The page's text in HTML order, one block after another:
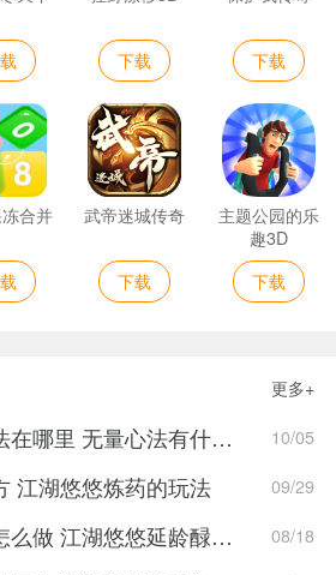
下载 下载
合并 武帝迷城传奇
下载
主题公园的乐
趣3D
下载
更多+
江湖悠悠无量心法在哪里 无量心法有什么用 10/05
江湖悠悠炼药的玩法 09/29
江湖悠悠延龄醁怎么做 江湖悠悠延龄醁食谱配方介绍 08/18